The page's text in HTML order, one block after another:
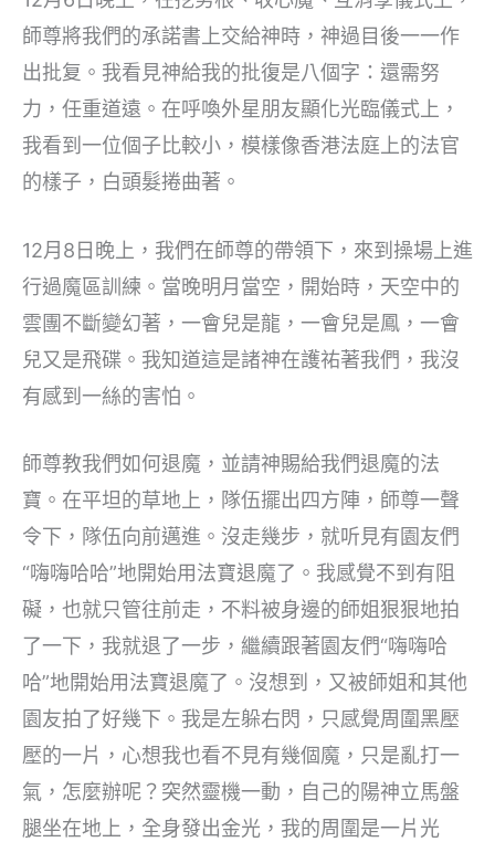
師尊將我們的承諾書上交給神時，神過目後一一作
出批复。我看見神給我的批復是八個字：還需努
力，任重道遠。在呼喚外星朋友顯化光臨儀式上，
我看到一位個子比較小，模樣像香港法庭上的法官
的樣子，白頭髮捲曲著。
12月8日晚上，我們在師尊的帶領下，來到操場上進
行過魔區訓練。當晚明月當空，開始時，天空中的
雲團不斷變幻著，一會兒是龍，一會兒是鳳，一會
兒又是飛碟。我知道這是諸神在護祐著我們，我沒
有感到一絲的害怕。
師尊教我們如何退魔，並請神賜給我們退魔的法
寶。在平坦的草地上，隊伍擺出四方陣，師尊一聲
令下，隊伍向前邁進。沒走幾步，就听見有園友們
“嗨嗨哈哈”地開始用法寶退魔了。我感覺不到有阻
礙，也就只管往前走，不料被身邊的師姐狠狠地拍
了一下，我就退了一步，繼續跟著園友們“嗨嗨哈
哈”地開始用法寶退魔了。沒想到，又被師姐和其他
園友拍了好幾下。我是左躲右閃，只感覺周圍黑壓
壓的一片，心想我也看不見有幾個魔，只是亂打一
氣，怎麼辦呢？突然靈機一動，自己的陽神立馬盤
腿坐在地上，全身發出金光，我的周圍是一片光